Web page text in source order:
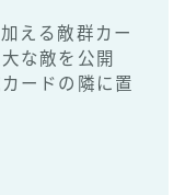
える敵群カー
な敵を公開
ードの隣に置